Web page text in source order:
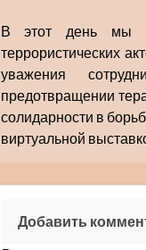
В этот день мы
террористических
уважения
предотвращении
солидарности в
виртуальной
Добавить